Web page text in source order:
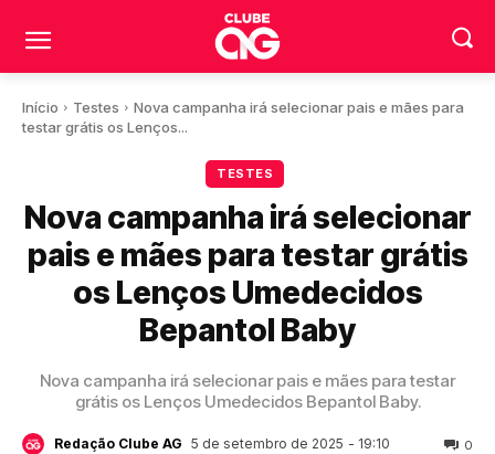
Início Testes
Nova campanha irá selecionar pais e mães para
testar grátis os Lenços...
TESTES
Nova campanha irá selecionar
pais e mães para testar grátis
os Lenços Umedecidos
Bepantol Baby
Nova campanha irá selecionar pais e mães para testar
grátis os Lenços Umedecidos Bepantol Baby.
Redação Clube AG 5 de setembro de 2025 - 19:10 0